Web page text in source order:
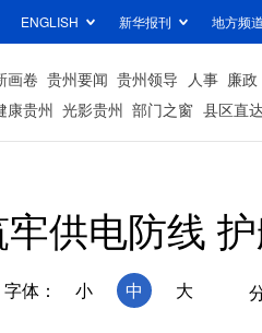
ENGLISH 新华报刊 地方频道
画卷 贵州要闻 贵州领导 人事 廉政
康贵州 光影贵州 部门之窗 县区直达
供电防线
字体： 小 中 大